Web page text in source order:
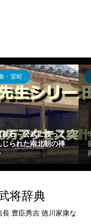
・室町
疎石～公武に渡って
じられた南北朝の禅
将辞典
豊臣秀吉 徳川家康な